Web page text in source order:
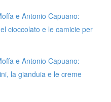
e Antonio Capuano:
cioccolato e le camicie per
e Antonio Capuano:
la gianduia e le creme